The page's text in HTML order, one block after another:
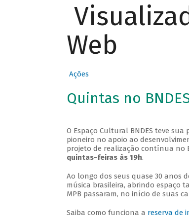
Web
Ações
Quintas no
O Espaço Cultural BNDES teve
pioneiro no apoio ao
projeto de realização contínua no
quintas-feiras às 19h.
Ao longo dos seus quase 30 anos
música brasileira, abrindo espaço
MPB passaram, no início de suas
Saiba como funciona a reserva de